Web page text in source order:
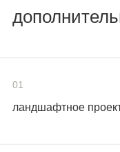
01
ландшафтное